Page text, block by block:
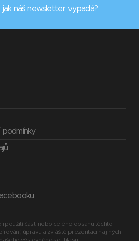
jak náš newsletter vypadá?
použití části nebo celého obsahu těchto
úpravu a zvláště prezentaci na jiných